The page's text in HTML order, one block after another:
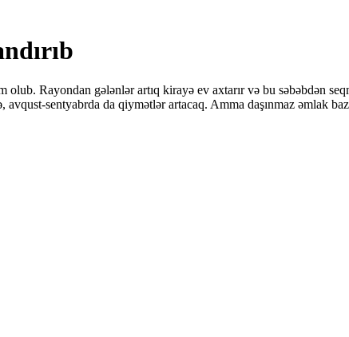
Rayondan gələnlər artıq kirayə ev axtarır və bu səbəbdən
sentyabrda da qiymətlər artacaq. Amma daşınmaz əmlak